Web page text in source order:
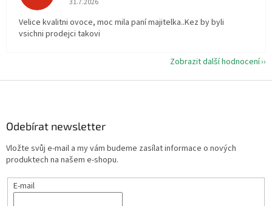
Velice kvalitni ovoce, moc mila paní majitelka..Kez by byli
vsichni prodejci takovi
Zobrazit další hodnocení
Odebírat newsletter
Vložte svůj e-mail a my vám budeme zasílat informace o nových
produktech na našem e-shopu.
E-mail